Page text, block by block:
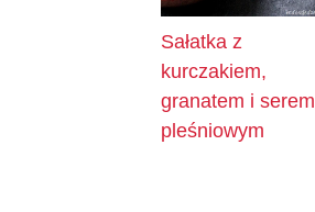
Sałatka z
kurczakiem,
granatem i serem
pleśniowym